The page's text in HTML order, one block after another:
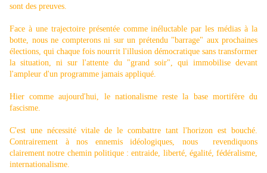
sont des preuves.
Face à une trajectoire présentée comme inéluctable par les médias à la
botte, nous ne compterons ni sur un prétendu "barrage" aux prochaines
élections, qui chaque fois nourrit l'illusion démocratique sans transformer
la situation, ni sur l'attente du "grand soir", qui immobilise devant
l'ampleur d'un programme jamais appliqué.
Hier comme aujourd'hui, le nationalisme reste la base mortifère du
fascisme.
C'est une nécessité vitale de le combattre tant l'horizon est bouché.
Contrairement à nos ennemis idéologiques, nous revendiquons
clairement notre chemin politique : entraide, liberté, égalité, fédéralisme,
internationalisme.